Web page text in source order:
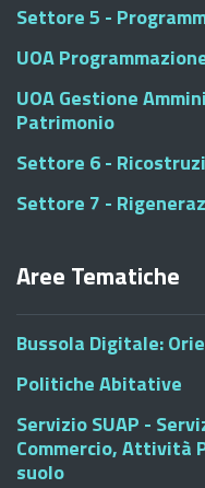
Settore 5 -
UOA
UOA Gestione
Patrimonio
Settore 6 -
Settore 7 -
Aree Tematiche
Bussola Digitale:
Politiche Abitative
Servizio SUAP -
Commercio, Attività
suolo